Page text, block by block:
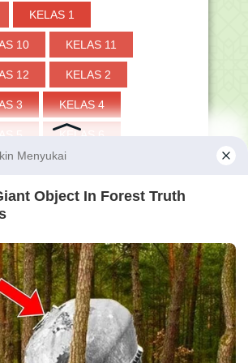
KELAS 1
10 KELAS 11
12 KELAS 2
3 KELAS 4
KELAS 6
7
9 KEME
KHOTBAH
KIP KISAH
KITAB KKG
KKTP KMA